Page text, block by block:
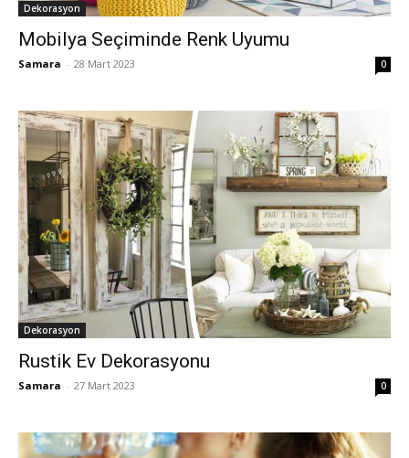
Dekorasyon
Mobilya Seçiminde Renk Uyumu
Samara - 28 Mart 2023 0
Dekorasyon
Rustik Ev Dekorasyonu
Samara - 27 Mart 2023 0